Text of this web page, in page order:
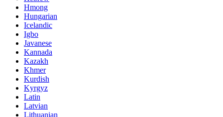
Hmong
Hungarian
Icelandic
Igbo
Javanese
Kannada
Kazakh
Khmer
Kurdish
Kyrgyz
Latin
Latvian
Lithuanian